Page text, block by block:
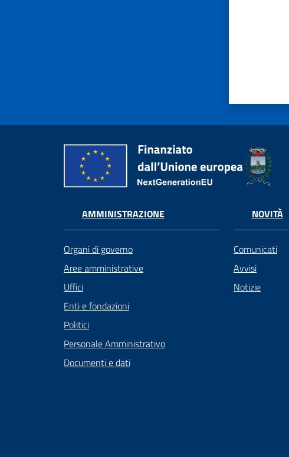
AMMINISTRAZIONE
Organi di governo
Aree amministrative
Uffici
Enti e fondazioni
Politici
Personale Amministrativo
Documenti e dati
NOVITÀ
Comunicati
Avvisi
Notizie